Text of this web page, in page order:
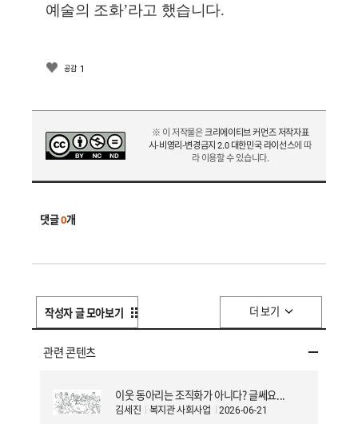
예술의 조화’라고 했습니다.
공감 1
※ 이 저작물은크리에이티브 커먼즈 저작자표
시-비영리-변경금지 2.0 대한민국 라이선스에 따
라 이용할 수 있습니다.
댓글0개
작성자 글 모아보기 더 보기
관련 콘텐츠
이웃 동아리는 조직화가 아니다? 글쎄요...
김세진 복지관 사회사업 2026-06-21